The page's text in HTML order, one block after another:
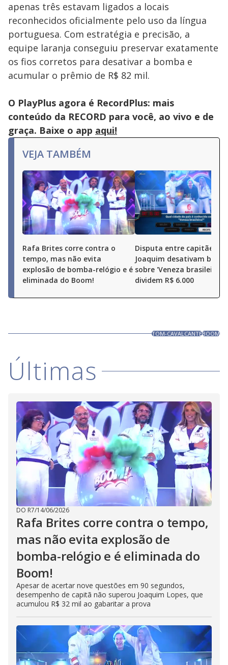
apenas três estavam ligados a locais
reconhecidos oficialmente pelo uso da língua
portuguesa. Com estratégia e precisão, a
equipe laranja conseguiu preservar exatamente
os fios corretos para desativar a bomba e
acumular o prêmio de R$ 82 mil.
O PlayPlus agora é RecordPlus: mais
conteúdo da RECORD para você, ao vivo e de
graça. Baixe o app aqui!
VEJA TAMBÉM
Rafa Brites corre contra o
tempo, mas não evita
explosão de bomba-relógio e é
eliminada do Boom!
Disputa entre capitães:
Joaquim desativam
sobre 'Veneza brasileira’ e
dividem R$ 6.000
TOM-CAVALCANTEBOOM
Últimas
DO R7/14/06/2026
Rafa Brites corre contra o tempo,
mas não evita explosão de
bomba-relógio e é eliminada do
Boom!
Apesar de acertar nove questões em 90 segundos,
desempenho de capitã não superou Joaquim Lopes, que
acumulou R$ 32 mil ao gabaritar a prova